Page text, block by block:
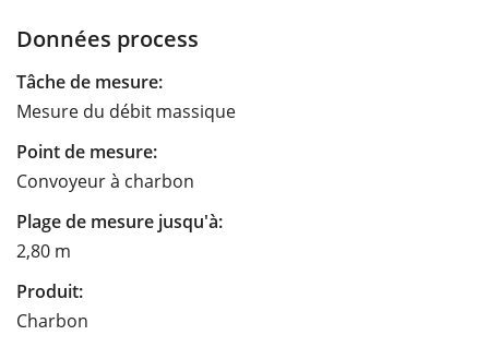
Données process
Tâche de mesure:
Mesure du débit massique
Point de mesure:
Convoyeur à charbon
Plage de mesure jusqu'à:
2,80 m
Produit:
Charbon